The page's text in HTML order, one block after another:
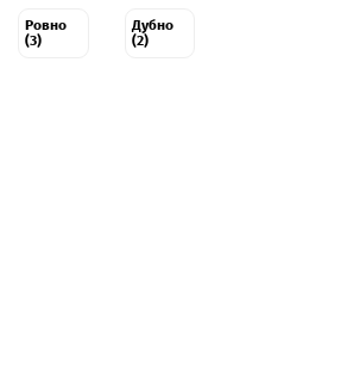
Ровно
(3)
Дубно
(2)